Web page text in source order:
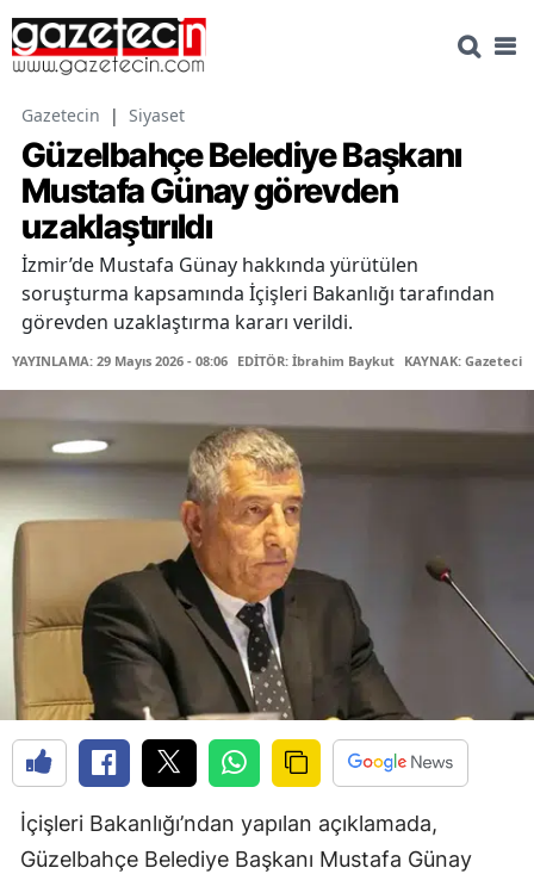
Gazetecin | Siyaset
Güzelbahçe Belediye Başkanı
Mustafa Günay görevden
uzaklaştırıldı
İzmir’de Mustafa Günay hakkında yürütülen
soruşturma kapsamında İçişleri Bakanlığı tarafından
görevden uzaklaştırma kararı verildi.
YAYINLAMA: 29 Mayıs 2026 - 08:06 EDİTÖR: İbrahim Baykut KAYNAK: Gazetecin
İçişleri Bakanlığı’ndan yapılan açıklamada,
Güzelbahçe Belediye Başkanı Mustafa Günay